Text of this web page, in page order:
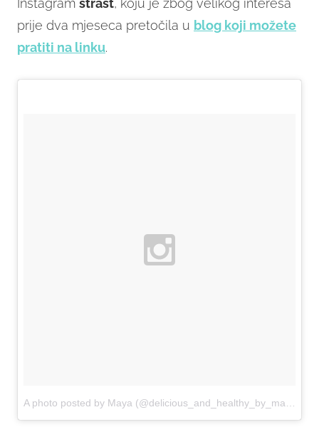
Instagram strast, koju je zbog velikog interesa
prije dva mjeseca pretočila u blog koji možete
pratiti na linku.
A photo posted by Maya (@delicious_and_healthy_by_maya)